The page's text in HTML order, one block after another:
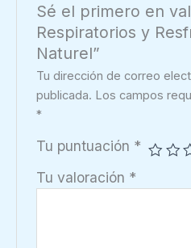
Sé el primero en
Respiratorios y
Naturel”
Tu dirección de correo
publicada. Los campos
*
Tu puntuación *
Tu valoración *